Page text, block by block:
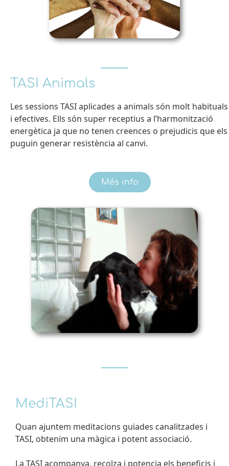
TASI Animals
Les sessions TASI aplicades a animals són molt habituals
i efectives. Ells són super receptius a l’harmonització
energètica ja que no tenen creences o prejudicis que els
puguin generar resistència al canvi.
Més info
MediTASI
Quan ajuntem meditacions guiades canalitzades i
TASI, obtenim una màgica i potent associació.
La TASI acompanya, recolza i potencia els beneficis i